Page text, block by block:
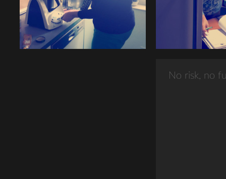
No risk, no